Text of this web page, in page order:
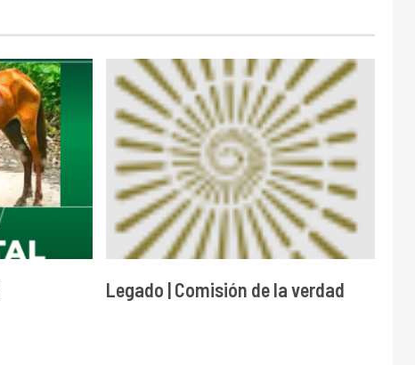
Legado | Comisión de la verdad